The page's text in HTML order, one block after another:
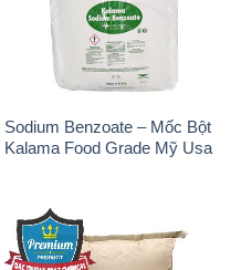
Sodium Benzoate – Mốc Bột
Kalama Food Grade Mỹ Usa